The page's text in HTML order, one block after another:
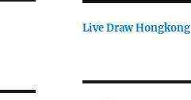
Live Draw Hongkong